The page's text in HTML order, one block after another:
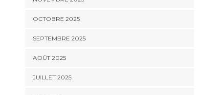
OCTOBRE 2025
SEPTEMBRE 2025
AOÛT 2025
JUILLET 2025